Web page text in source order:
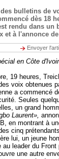
bulletins de
dès 18
rendu dans un
et à l'annonce
Envoyer
en Côte
19 heures,
voix obtenues
a commencé
Seules
un grand
Laurent»,
en montrant à
cinq
lui, un jeune
au leader du
une autre